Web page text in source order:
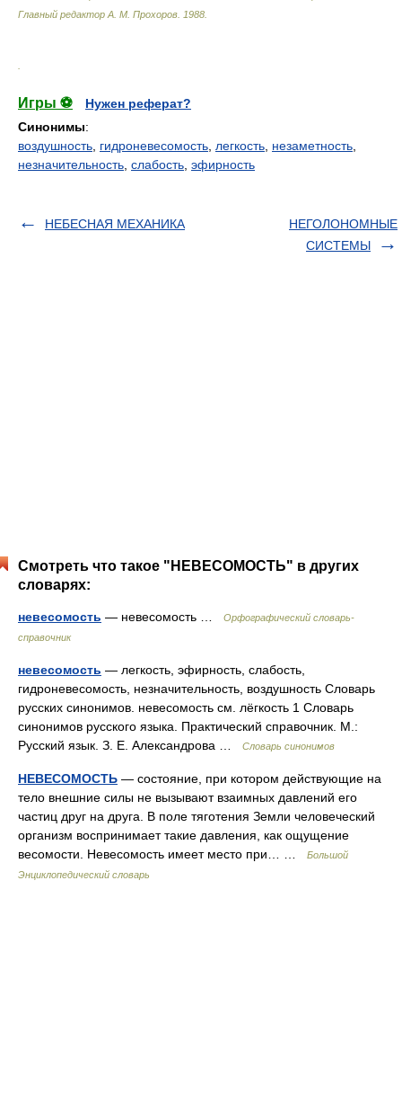
Главный редактор А. М. Прохоров 1988
Игры ⚽
Нужен реферат?
Синонимы:
воздушность гидроневесомость легкость незаметность
незначительность слабость эфирность
НЕБЕСНАЯ МЕХАНИКА
НЕГОЛОНОМНЫЕ
СИСТЕМЫ
Смотреть что такое "НЕВЕСОМОСТЬ" в других
словарях:
невесомость — невесомость …
Орфографический словарь-
справочник
невесомость — легкость, эфирность, слабость,
гидроневесомость, незначительность, воздушность Словарь
русских синонимов. невесомость см. лёгкость 1 Словарь
синонимов русского языка. Практический справочник. М.:
Русский язык. З. Е. Александрова …
Словарь синонимов
НЕВЕСОМОСТЬ — состояние, при котором действующие на
тело внешние силы не вызывают взаимных давлений его
частиц друг на друга. В поле тяготения Земли человеческий
организм воспринимает такие давления, как ощущение
весомости. Невесомость имеет место при… …
Большой
Энциклопедический словарь